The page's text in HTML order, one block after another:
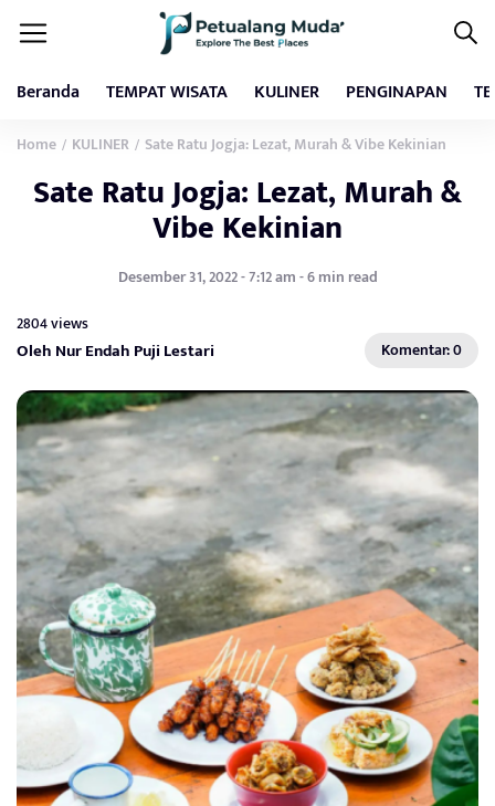
Beranda TEMPAT WISATA KULINER PENGINAPAN
Home / KULINER / Sate Ratu Jogja: Lezat, Murah & Vibe Kekinian
Sate Ratu Jogja: Lezat, Murah &
Vibe Kekinian
Desember 31, 2022 - 7:12 am - 6 min read
2804 views
Oleh Nur Endah Puji Lestari Komentar: 0